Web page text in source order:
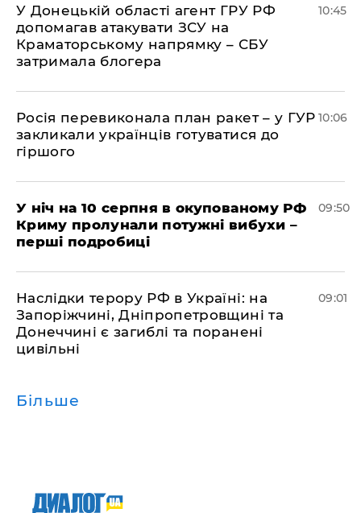
У Донецькій області агент ГРУ РФ
допомагав атакувати ЗСУ на
Краматорському напрямку – СБУ
затримала блогера
10:45
Росія перевиконала план ракет – у ГУР
закликали українців готуватися до
гіршого
10:06
У ніч на 10 серпня в окупованому РФ
Криму пролунали потужні вибухи –
перші подробиці
09:50
Наслідки терору РФ в Україні: на
Запоріжчині, Дніпропетровщині та
Донеччині є загиблі та поранені
цивільні
09:01
Більше